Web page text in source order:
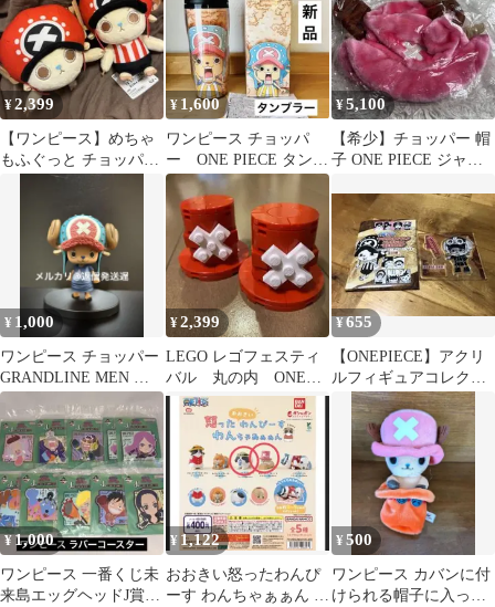
¥2,399
【ワンピース】めちゃ
もふぐっと チョッパー
ぬいぐるみ・ROUND1
¥ 1,600
ワンピース チョッパ
ー ONE PIECE タンブ
ラー水筒 非売品 ボ
トル 希少
¥5,100
【希少】チョッパー 帽
子 ONE PIECE ジャン
¥ 1,000
ワンピース チョッパー
GRANDLINE MEN グ
ラメン フィギュア
¥2,399
LEGO レゴフェスティ
バル 丸の内 ONE
PIECE チョッパー帽
子 ２個
¥655
【ONEPIECE】アクリ
ルフィギュアコレクシ
ョン “HEROES” チョッ
パー
¥1,000
ワンピース 一番くじ未
来島エッグヘッドJ賞ラ
¥ 1,122
おおきい怒ったわんぴ
ーす わんちゃぁぁん ガ
¥500
ワンピース カバンに付
けられる帽子に入った